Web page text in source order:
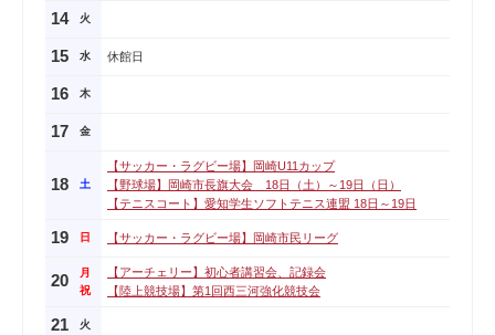
14 火
15 水 休館日
16 木
17 金
18 土
【サッカー・ラグビー場】岡崎U11カップ
【野球場】岡崎市長旗大会 18日（土）～19日（日）
【テニスコート】愛知学生ソフトテニス連盟 18日～19日
19 日 【サッカー・ラグビー場】岡崎市民リーグ
20
月
祝
【アーチェリー】初心者講習会、記録会
【陸上競技場】第1回西三河強化競技会
21 火